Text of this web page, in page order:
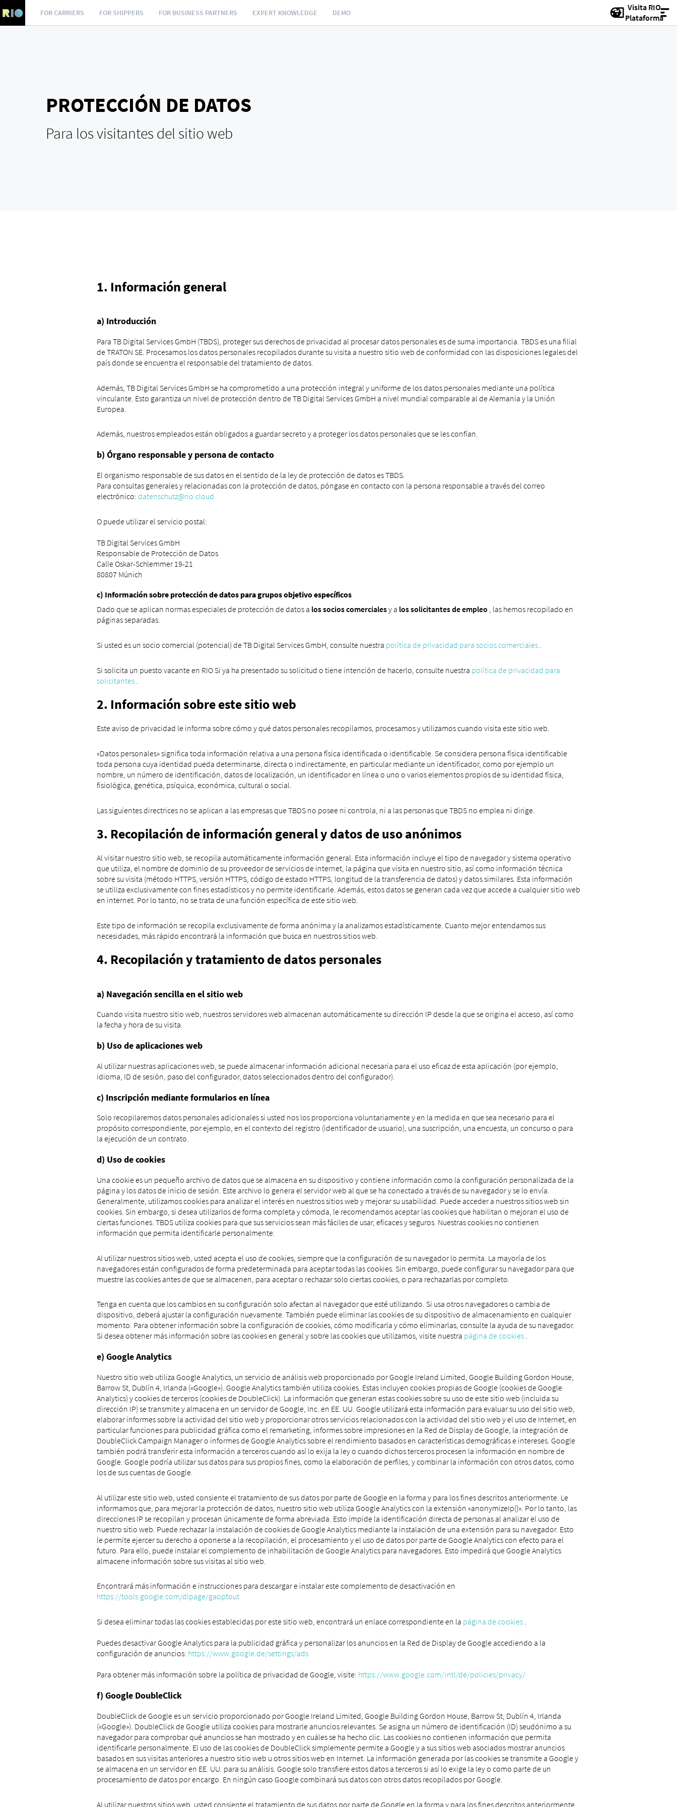
FOR CARRIERS FOR SHIPPERS FOR BUSINESS PARTNERS EXPERT KNOWLEDGE DEMO
Visita RIO
Plataforma
PROTECCIÓN DE DATOS
Para los visitantes del sitio web
1. Información general
a) Introducción
Para TB Digital Services GmbH (TBDS), proteger sus derechos de privacidad al procesar datos personales es de suma importancia. TBDS es una filial
de TRATON SE. Procesamos los datos personales recopilados durante su visita a nuestro sitio web de conformidad con las disposiciones legales del
país donde se encuentra el responsable del tratamiento de datos.
Además, TB Digital Services GmbH se ha comprometido a una protección integral y uniforme de los datos personales mediante una política
vinculante. Esto garantiza un nivel de protección dentro de TB Digital Services GmbH a nivel mundial comparable al de Alemania y la Unión
Europea.
Además, nuestros empleados están obligados a guardar secreto y a proteger los datos personales que se les confían.
b) Órgano responsable y persona de contacto
El organismo responsable de sus datos en el sentido de la ley de protección de datos es TBDS.
Para consultas generales y relacionadas con la protección de datos, póngase en contacto con la persona responsable a través del correo
electrónico: datenschutz@rio.cloud
O puede utilizar el servicio postal:
TB Digital Services GmbH
Responsable de Protección de Datos
Calle Oskar-Schlemmer 19-21
80807 Múnich
c) Información sobre protección de datos para grupos objetivo específicos
Dado que se aplican normas especiales de protección de datos a los socios comercialesy a los solicitantes de empleo , las hemos recopilado en
páginas separadas.
Si usted es un socio comercial (potencial) de TB Digital Services GmbH, consulte nuestra política de privacidad para socios comerciales .
Si solicita un puesto vacante en RIO Si ya ha presentado su solicitud o tiene intención de hacerlo, consulte nuestra política de privacidad para
solicitantes
2. Información sobre este sitio web
Este aviso de privacidad le informa sobre cómo y qué datos personales recopilamos, procesamos y utilizamos cuando visita este sitio web.
«Datos personales» significa toda información relativa a una persona física identificada o identificable. Se considera persona física identificable
toda persona cuya identidad pueda determinarse, directa o indirectamente, en particular mediante un identificador, como por ejemplo un
nombre, un número de identificación, datos de localización, un identificador en línea o uno o varios elementos propios de su identidad física,
fisiológica, genética, psíquica, económica, cultural o social.
Las siguientes directrices no se aplican a las empresas que TBDS no posee ni controla, ni a las personas que TBDS no emplea ni dirige.
3. Recopilación de información general y datos de uso anónimos
Al visitar nuestro sitio web, se recopila automáticamente información general. Esta información incluye el tipo de navegador y sistema operativo
que utiliza, el nombre de dominio de su proveedor de servicios de internet, la página que visita en nuestro sitio, así como información técnica
sobre su visita (método HTTPS, versión HTTPS, código de estado HTTPS, longitud de la transferencia de datos) y datos similares. Esta información
se utiliza exclusivamente con fines estadísticos y no permite identificarle. Además, estos datos se generan cada vez que accede a cualquier sitio web
en internet. Por lo tanto, no se trata de una función específica de este sitio web.
Este tipo de información se recopila exclusivamente de forma anónima y la analizamos estadísticamente. Cuanto mejor entendamos sus
necesidades, más rápido encontrará la información que busca en nuestros sitios web.
4. Recopilación y tratamiento de datos personales
a) Navegación sencilla en el sitio web
Cuando visita nuestro sitio web, nuestros servidores web almacenan automáticamente su dirección IP desde la que se origina el acceso, así como
la fecha y hora de su visita.
b) Uso de aplicaciones web
Al utilizar nuestras aplicaciones web, se puede almacenar información adicional necesaria para el uso eficaz de esta aplicación (por ejemplo,
idioma, ID de sesión, paso del configurador, datos seleccionados dentro del configurador).
c) Inscripción mediante formularios en línea
Solo recopilaremos datos personales adicionales si usted nos los proporciona voluntariamente y en la medida en que sea necesario para el
propósito correspondiente, por ejemplo, en el contexto del registro (identificador de usuario), una suscripción, una encuesta, un concurso o para
la ejecución de un contrato.
d) Uso de cookies
Una cookie es un pequeño archivo de datos que se almacena en su dispositivo y contiene información como la configuración personalizada de la
página y los datos de inicio de sesión. Este archivo lo genera el servidor web al que se ha conectado a través de su navegador y se lo envía.
Generalmente, utilizamos cookies para analizar el interés en nuestros sitios web y mejorar su usabilidad. Puede acceder a nuestros sitios web sin
cookies. Sin embargo, si desea utilizarlos de forma completa y cómoda, le recomendamos aceptar las cookies que habilitan o mejoran el uso de
ciertas funciones. TBDS utiliza cookies para que sus servicios sean más fáciles de usar, eficaces y seguros. Nuestras cookies no contienen
información que permita identificarle personalmente.
Al utilizar nuestros sitios web, usted acepta el uso de cookies, siempre que la configuración de su navegador lo permita. La mayoría de los
navegadores están configurados de forma predeterminada para aceptar todas las cookies. Sin embargo, puede configurar su navegador para que
muestre las cookies antes de que se almacenen, para aceptar o rechazar solo ciertas cookies, o para rechazarlas por completo.
Tenga en cuenta que los cambios en su configuración solo afectan al navegador que esté utilizando. Si usa otros navegadores o cambia de
dispositivo, deberá ajustar la configuración nuevamente. También puede eliminar las cookies de su dispositivo de almacenamiento en cualquier
momento. Para obtener información sobre la configuración de cookies, cómo modificarla y cómo eliminarlas, consulte la ayuda de su navegador.
Si desea obtener más información sobre las cookies en general y sobre las cookies que utilizamos, visite nuestra página de cookies .
e) Google Analytics
Nuestro sitio web utiliza Google Analytics, un servicio de análisis web proporcionado por Google Ireland Limited, Google Building Gordon House,
Barrow St, Dublín 4, Irlanda («Google»). Google Analytics también utiliza cookies. Estas incluyen cookies propias de Google (cookies de Google
Analytics) y cookies de terceros (cookies de DoubleClick). La información que generan estas cookies sobre su uso de este sitio web (incluida su
dirección IP) se transmite y almacena en un servidor de Google, Inc. en EE. UU. Google utilizará esta información para evaluar su uso del sitio web,
elaborar informes sobre la actividad del sitio web y proporcionar otros servicios relacionados con la actividad del sitio web y el uso de Internet, en
particular funciones para publicidad gráfica como el remarketing, informes sobre impresiones en la Red de Display de Google, la integración de
DoubleClick Campaign Manager o informes de Google Analytics sobre el rendimiento basados ​​en características demográficas e intereses. Google
también podrá transferir esta información a terceros cuando así lo exija la ley o cuando dichos terceros procesen la información en nombre de
Google. Google podría utilizar sus datos para sus propios fines, como la elaboración de perfiles, y combinar la información con otros datos, como
los de sus cuentas de Google.
Al utilizar este sitio web, usted consiente el tratamiento de sus datos por parte de Google en la forma y para los fines descritos anteriormente. Le
informamos que, para mejorar la protección de datos, nuestro sitio web utiliza Google Analytics con la extensión «anonymizeIp()». Por lo tanto, las
direcciones IP se recopilan y procesan únicamente de forma abreviada. Esto impide la identificación directa de personas al analizar el uso de
nuestro sitio web. Puede rechazar la instalación de cookies de Google Analytics mediante la instalación de una extensión para su navegador. Esto
le permite ejercer su derecho a oponerse a la recopilación, el procesamiento y el uso de datos por parte de Google Analytics con efecto para el
futuro. Para ello, puede instalar el complemento de inhabilitación de Google Analytics para navegadores. Esto impedirá que Google Analytics
almacene información sobre sus visitas al sitio web.
Encontrará más información e instrucciones para descargar e instalar este complemento de desactivación en
https://tools.google.com/dlpage/gaoptout
Si desea eliminar todas las cookies establecidas por este sitio web, encontrará un enlace correspondiente en la página de cookies .
Puedes desactivar Google Analytics para la publicidad gráfica y personalizar los anuncios en la Red de Display de Google accediendo a la
configuración de anuncios: https://www.google.de/settings/ads
Para obtener más información sobre la política de privacidad de Google, visite: https://www.google.com/intl/de/policies/privacy/
f) Google DoubleClick
DoubleClick de Google es un servicio proporcionado por Google Ireland Limited, Google Building Gordon House, Barrow St, Dublín 4, Irlanda
(«Google»). DoubleClick de Google utiliza cookies para mostrarle anuncios relevantes. Se asigna un número de identificación (ID) seudónimo a su
navegador para comprobar qué anuncios se han mostrado y en cuáles se ha hecho clic. Las cookies no contienen información que permita
identificarle personalmente. El uso de las cookies de DoubleClick simplemente permite a Google y a sus sitios web asociados mostrar anuncios
basados ​​en sus visitas anteriores a nuestro sitio web u otros sitios web en Internet. La información generada por las cookies se transmite a Google y
se almacena en un servidor en EE. UU. para su análisis. Google solo transfiere estos datos a terceros si así lo exige la ley o como parte de un
procesamiento de datos por encargo. En ningún caso Google combinará sus datos con otros datos recopilados por Google.
Al utilizar nuestros sitios web, usted consiente el tratamiento de sus datos por parte de Google en la forma y para los fines descritos anteriormente.